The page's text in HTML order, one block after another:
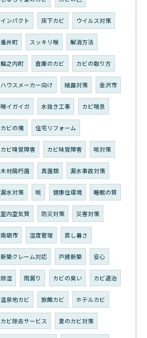
インパクト 床下カビ ウイルス対策
垂井町 スッキリ喉 解消方法
輪之内町 倉庫のカビ カビの取り方
ハウスメーカー向け 結露対策 金沢市
喉イガイガ 水抜き工事 カビ喘息
カビの塊 住宅リフォーム
カビ嗅覚障害 カビ味覚障害 咳対策
木材腐朽菌 真菌類 漏水事故対策
漏水対策 咳 健康住環境 睡眠の質
室内空気質 防災対策 災害対策
南砺市 湿度管理 蒸し暑さ
新築クレーム対応 戸建新築 安心
除湿 雨漏り カビの臭い カビ退治
温泉地カビ 旅館カビ ホテルカビ
カビ除去サービス 夏のカビ対策